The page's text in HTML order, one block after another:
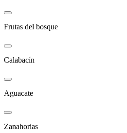
Frutas del bosque
Calabacín
Aguacate
Zanahorias